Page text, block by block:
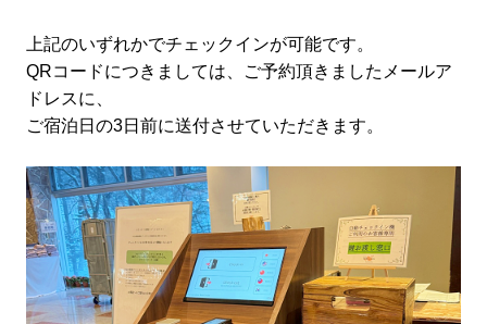
上記のいずれかでチェックインが可能です。
QRコードにつきましては、ご予約頂きましたメールア
ドレスに、
ご宿泊日の3日前に送付させていただきます。